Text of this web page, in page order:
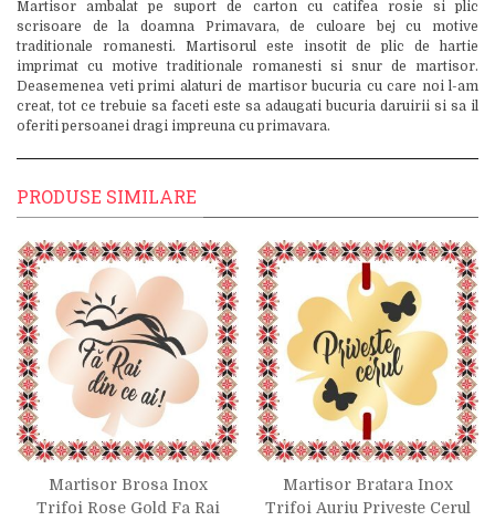
Martisor ambalat pe suport de carton cu catifea rosie si plic
scrisoare de la doamna Primavara, de culoare bej cu motive
traditionale romanesti. Martisorul este insotit de plic de hartie
imprimat cu motive traditionale romanesti si snur de martisor.
Deasemenea veti primi alaturi de martisor bucuria cu care noi l-am
creat, tot ce trebuie sa faceti este sa adaugati bucuria daruirii si sa il
oferiti persoanei dragi impreuna cu primavara.
PRODUSE SIMILARE
Martisor Brosa Inox
Trifoi Rose Gold Fa Rai
Martisor Bratara Inox
Trifoi Auriu Priveste Cerul